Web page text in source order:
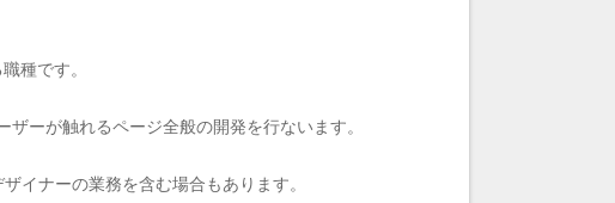
種です。
ーが触れるページ全般の開発を行ないます。
イナーの業務を含む場合もあります。